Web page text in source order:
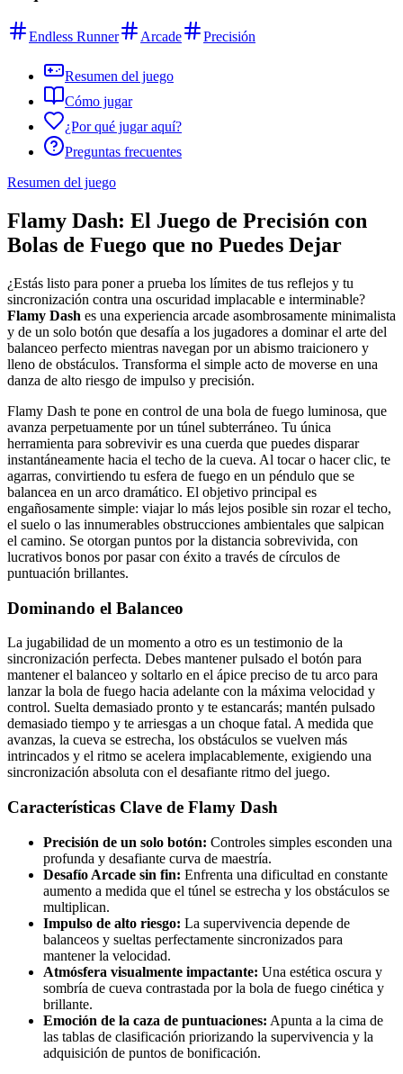
Endless Runner Arcade Precisión
Resumen del juego
Cómo jugar
¿Por qué jugar aquí?
Preguntas frecuentes
Resumen del juego
Flamy Dash: El Juego de Precisión con
Bolas de Fuego que no Puedes Dejar
¿Estás listo para poner a prueba los límites de tus reflejos y tu
sincronización contra una oscuridad implacable e interminable?
Flamy Dash es una experiencia arcade asombrosamente minimalista
y de un solo botón que desafía a los jugadores a dominar el arte del
balanceo perfecto mientras navegan por un abismo traicionero y
lleno de obstáculos. Transforma el simple acto de moverse en una
danza de alto riesgo de impulso y precisión.
Flamy Dash te pone en control de una bola de fuego luminosa, que
avanza perpetuamente por un túnel subterráneo. Tu única
herramienta para sobrevivir es una cuerda que puedes disparar
instantáneamente hacia el techo de la cueva. Al tocar o hacer clic, te
agarras, convirtiendo tu esfera de fuego en un péndulo que se
balancea en un arco dramático. El objetivo principal es
engañosamente simple: viajar lo más lejos posible sin rozar el techo,
el suelo o las innumerables obstrucciones ambientales que salpican
el camino. Se otorgan puntos por la distancia sobrevivida, con
lucrativos bonos por pasar con éxito a través de círculos de
puntuación brillantes.
Dominando el Balanceo
La jugabilidad de un momento a otro es un testimonio de la
sincronización perfecta. Debes mantener pulsado el botón para
mantener el balanceo y soltarlo en el ápice preciso de tu arco para
lanzar la bola de fuego hacia adelante con la máxima velocidad y
control. Suelta demasiado pronto y te estancarás; mantén pulsado
demasiado tiempo y te arriesgas a un choque fatal. A medida que
avanzas, la cueva se estrecha, los obstáculos se vuelven más
intrincados y el ritmo se acelera implacablemente, exigiendo una
sincronización absoluta con el desafiante ritmo del juego.
Características Clave de Flamy Dash
Precisión de un solo botón: Controles simples esconden una
profunda y desafiante curva de maestría.
Desafío Arcade sin fin: Enfrenta una dificultad en constante
aumento a medida que el túnel se estrecha y los obstáculos se
multiplican.
Impulso de alto riesgo: La supervivencia depende de
balanceos y sueltas perfectamente sincronizados para
mantener la velocidad.
Atmósfera visualmente impactante: Una estética oscura y
sombría de cueva contrastada por la bola de fuego cinética y
brillante.
Emoción de la caza de puntuaciones: Apunta a la cima de
las tablas de clasificación priorizando la supervivencia y la
adquisición de puntos de bonificación.